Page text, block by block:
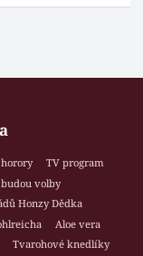
TV program
volby
Honzy Dědka
Aloe vera
Tvarohové knedlíky